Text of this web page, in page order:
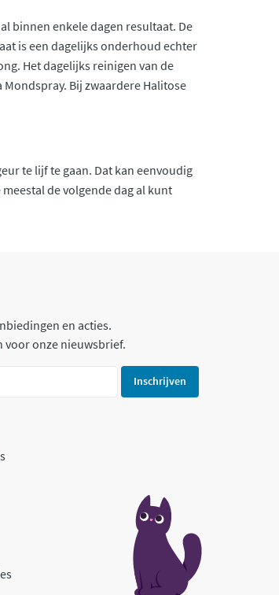
binnen enkele dagen resultaat. De
is een dagelijks onderhoud echter
Het dagelijks reinigen van de
Bij zwaardere Halitose
te lijf te gaan. Dat kan eenvoudig
de volgende dag al kunt
en acties.
voor onze nieuwsbrief.
Inschrijven